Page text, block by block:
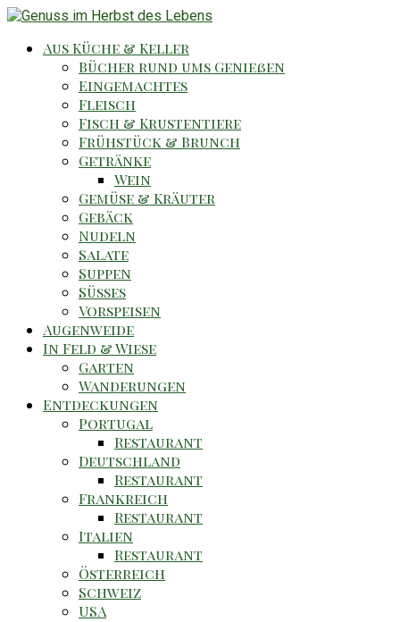
Aus Küche & Keller
Bücher rund ums Genießen
Eingemachtes
Fleisch
Fisch & Krustentiere
Frühstück & Brunch
Getränke
Wein
Gemüse & Kräuter
Gebäck
Nudeln
Salate
Suppen
Süsses
Vorspeisen
Augenweide
In Feld & Wiese
Garten
Wanderungen
Entdeckungen
Portugal
Restaurant
Deutschland
Restaurant
Frankreich
Restaurant
Italien
Restaurant
Österreich
Schweiz
USA